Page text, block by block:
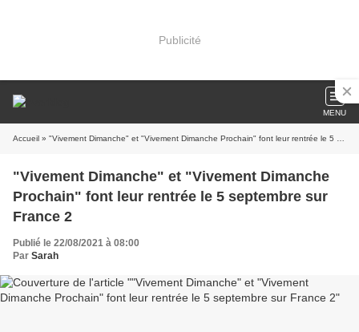
Publicité
MENU
Accueil » "Vivement Dimanche" et "Vivement Dimanche Prochain" font leur rentrée le 5 septembre sur France 2
"Vivement Dimanche" et "Vivement Dimanche
Prochain" font leur rentrée le 5 septembre sur
France 2
Publié le 22/08/2021 à 08:00
Par Sarah